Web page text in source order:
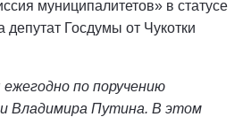
муниципалитетов» в статусе
депутат Госдумы от Чукотки
по поручению
Владимира Путина. В этом